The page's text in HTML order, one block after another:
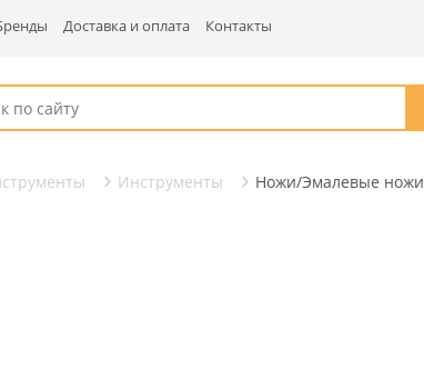
Доставка и оплата Контакты
Инструменты Ножи/Эмалевые ножи